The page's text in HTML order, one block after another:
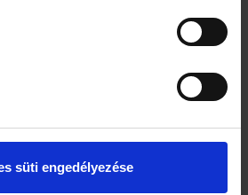
süti engedélyezése
szinte mindegyike
hogy fontos minél korábbi fázisban
betegségeket. A kezelések közt